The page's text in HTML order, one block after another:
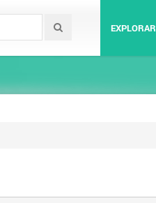
EXPLORAR